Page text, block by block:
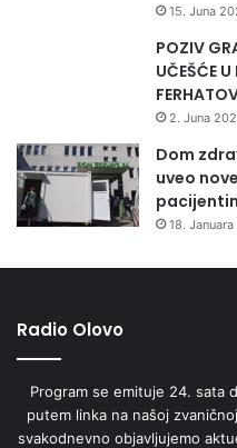
15. Juna
POZIV
UČEŠĆE
2. Juna
Dom
uveo
18.
Radio Olovo
Program se emituje 24. sata
putem linka na našoj
svakodnevno objavljujemo